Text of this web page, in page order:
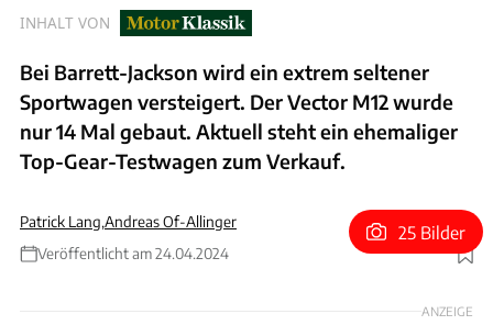
INHALT VON
Bei Barrett-Jackson wird ein extrem seltener
Sportwagen versteigert. Der Vector M12 wurde
nur 14 Mal gebaut. Aktuell steht ein ehemaliger
Top-Gear-Testwagen zum Verkauf.
Patrick Lang,Andreas Of-Allinger
Veröffentlicht am 24.04.2024
Foto: Car Cave SRQ
25 Bilder
ANZEIGE